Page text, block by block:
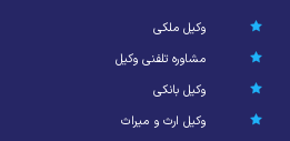
وکیل ملکی
مشاوره تلفنی وکیل
وکیل بانکی
وکیل ارث و میراث